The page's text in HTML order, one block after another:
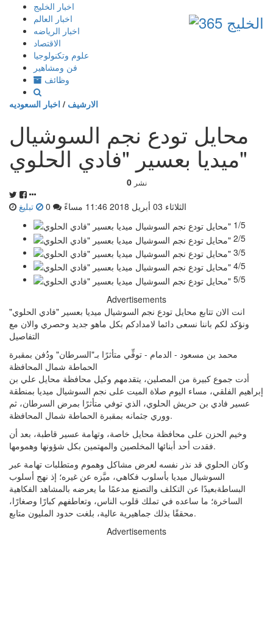
إذهب
المحتوى
اخبار الخليج
اخبار العالم
اخبار الرياضه
الاقتصاد
علوم وتكنولوجيا
فن ومشاهير
وظائف
الارشيف / اخبار السعوديه
محايل تودع نجم السوشيال
ميديا بعسير "فادي الحلوي"
0 نشر
الثلاثاء 03 أبريل 2018 11:46 مساءً
تبليغ
1/5
2/5
3/5
4/5
5/5
Advertisements
انت الان تتابع محايل تودع نجم السوشيال ميديا بعسير "فادي الحلوي"
ونؤكد لكم باننا نسعى دائما لامدادكم بكل ماهو جديد وحصري والان مع
التفاصيل
محمد بن مسعود - الدمام - توفِّي متأثرًا بـ"السرطان" ودُفن بمقبرة
الحماطة شمال المحافظة
أدت جموع كبيرة من المصلين، يتقدمهم وكيل محافظة محايل علي بن
إبراهيم الفلقي، مساء اليوم صلاة الميت على نجم السوشيال ميديا بمنطقة
عسير فادي بن حريش الحلوي، الذي توفي متأثرًا بمرض السرطان، ثم
ووري جثمانه بمقبرة الحماطة شمال المحافظة.
وخيم الحزن على محافظة محايل خاصة، وتهامة عسير قاطبة، بعد أن
فقدت أحد أبنائها المخلصين والمهتمين بكل شؤونها وهمومها.
وكان الحلوي قد نذر نفسه لعرض مشاكل وهموم ومتطلبات تهامة عبر
السوشيال ميديا بأسلوب فكاهي، ميَّزه عن غيره؛ إذ نهج أسلوب
البساطةبعيدًا عن التكلف والتصنع مدعمًا ما يعرضه بالمشاهد الفكاهية
الساخرة؛ ما ساعده في تملك قلوب الناس، وتعاطفهم كبارًا وصغارًا،
محققًا بذلك جماهيرية عالية، بلغت حدود المليون متابع.
Advertisements